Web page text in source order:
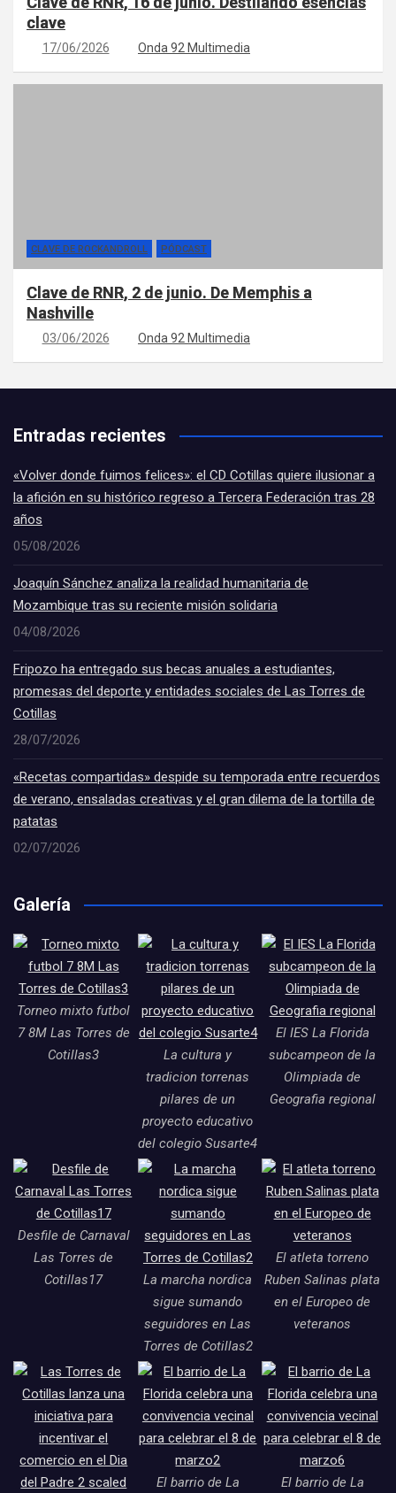
clave
17/06/2026 Onda 92 Multimedia
CLAVE DE ROCKANDROLL PÓDCAST
Clave de RNR, 2 de junio. De Memphis a
Nashville
03/06/2026 Onda 92 Multimedia
Entradas recientes
«Volver donde fuimos felices»: el CD Cotillas quiere ilusionar a
la afición en su histórico regreso a Tercera Federación tras 28
años
05/08/2026
Joaquín Sánchez analiza la realidad humanitaria de
Mozambique tras su reciente misión solidaria
04/08/2026
Fripozo ha entregado sus becas anuales a estudiantes,
promesas del deporte y entidades sociales de Las Torres de
Cotillas
28/07/2026
«Recetas compartidas» despide su temporada entre recuerdos
de verano, ensaladas creativas y el gran dilema de la tortilla de
patatas
02/07/2026
Galería
Torneo mixto futbol
7 8M Las Torres de
Cotillas3
La cultura y
tradicion torrenas
pilares de un
proyecto educativo
del colegio Susarte4
El IES La Florida
subcampeon de la
Olimpiada de
Geografia regional
Desfile de Carnaval
Las Torres de
Cotillas17
La marcha nordica
sigue sumando
seguidores en Las
Torres de Cotillas2
El atleta torreno
Ruben Salinas plata
en el Europeo de
veteranos
El barrio de La
El barrio de La